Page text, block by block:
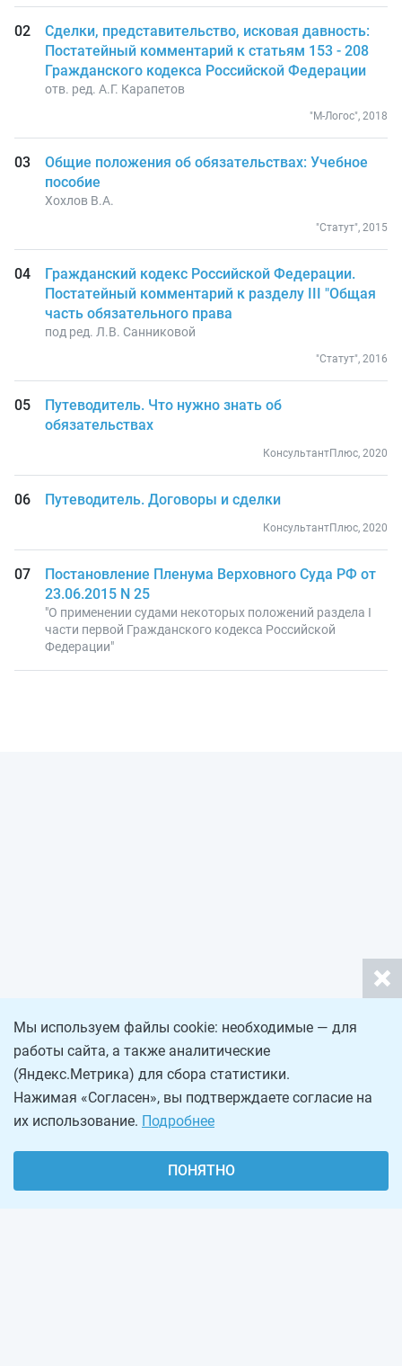
Сделки, представительство, исковая давность:
Постатейный комментарий к статьям 153 - 208
Гражданского кодекса Российской Федерации
отв. ред. А.Г. Карапетов
"М-Логос", 2018
Общие положения об обязательствах: Учебное
пособие
Хохлов В.А.
"Статут", 2015
Гражданский кодекс Российской Федерации.
Постатейный комментарий к разделу III "Общая
часть обязательного права
под ред. Л.В. Санниковой
"Статут", 2016
Путеводитель. Что нужно знать об
обязательствах
КонсультантПлюс, 2020
Путеводитель. Договоры и сделки
КонсультантПлюс, 2020
Постановление Пленума Верховного Суда РФ от
23.06.2015 N 25
"О применении судами некоторых положений раздела I
части первой Гражданского кодекса Российской
Федерации"
Мы используем файлы cookie: необходимые — для
работы сайта, а также аналитические
(Яндекс.Метрика) для сбора статистики.
Нажимая «Согласен», вы подтверждаете согласие на
их использование. Подробнее
ПОНЯТНО